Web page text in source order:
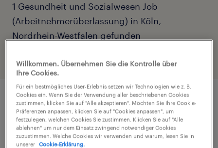
1 Gesundheit und Sozialwesen Job
(Arbeitnehmerüberlassung) in Köln,
Nordrhein-Westfalen gefunden
Filter 4
Pharmakant (m/w/d)
Köln, Nordrhein-Westfalen
Arbeitnehmerüberlassung
Willkommen. Übernehmen Sie die Kontrolle über
Ihre Cookies.
Für ein bestmögliches User-Erlebnis setzen wir Technologien wie z. B.
Cookies ein. Wenn Sie der Verwendung aller beschriebenen Cookies
zustimmen, klicken Sie auf "Alle akzeptieren". Möchten Sie Ihre Cookie-
Präferenzen anpassen, klicken Sie auf "Cookies anpassen", um
festzulegen, welchen Cookies Sie zustimmen. Klicken Sie auf "Alle
ablehnen" um nur dem Einsatz zwingend notwendiger Cookies
zuzustimmen. Welche Cookies wir verwenden und warum, lesen Sie in
unserer
Cookie-Erklärung.